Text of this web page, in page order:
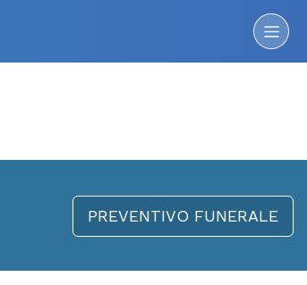
PREVENTIVO FUNERALE